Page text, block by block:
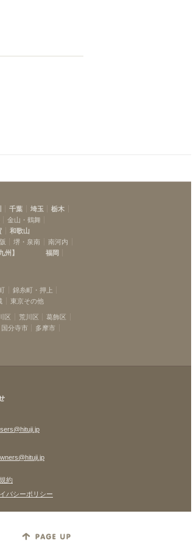
千葉 埼玉
栃木
金山・鶴舞
和歌山
堺・泉南
南河内
州 】
福岡
錦糸町・押上
東京その他
区 荒川区
葛飾区
国分寺市
多摩市
約
バシーポリシー